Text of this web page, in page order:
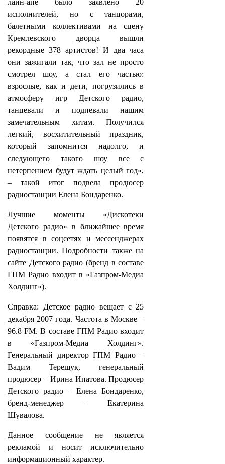
лайн-апе было заявлено 20
исполнителей, но с танцорами,
балетными коллективами на сцену
Кремлевского дворца вышли
рекордные 378 артистов! И два часа
они зажигали так, что зал не просто
смотрел шоу, а стал его частью:
взрослые, как и дети, погрузились в
атмосферу игр Детского радио,
танцевали и подпевали нашим
замечательным хитам. Получился
легкий, восхитительный праздник,
который запомнится надолго, и
следующего такого шоу все с
нетерпением будут ждать целый год»,
– такой итог подвела продюсер
радиостанции Елена Бондаренко.
Лучшие моменты «Дискотеки
Детского радио» в ближайшее время
появятся в соцсетях и мессенджерах
радиостанции. Подробности также на
сайте Детского радио (бренд в составе
ГПМ Радио входит в «Газпром-Медиа
Холдинг»).
Справка: Детское радио вещает с 25
декабря 2007 года. Частота в Москве –
96.8 FM. В составе ГПМ Радио входит
в «Газпром-Медиа Холдинг».
Генеральный директор ГПМ Радио –
Вадим Терещук, генеральный
продюсер – Ирина Ипатова. Продюсер
Детского радио – Елена Бондаренко,
бренд-менеджер – Екатерина
Шувалова.
Данное сообщение не является
рекламой и носит исключительно
информационный характер.